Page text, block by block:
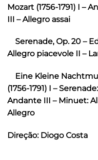
Mozart (1756-1791) I –
III – Allegro assai
Serenade, Op. 20 –
Allegro piacevole II –
Eine Kleine
(1756-1791) I –
Andante III – Minuet:
Allegro
Direção: Diogo Costa